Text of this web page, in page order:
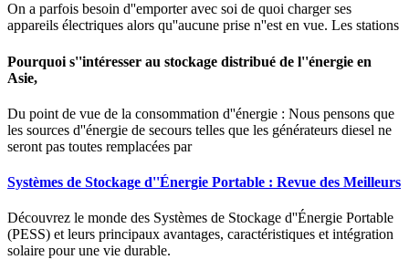
On a parfois besoin d''emporter avec soi de quoi charger ses
appareils électriques alors qu''aucune prise n''est en vue. Les stations
Pourquoi s''intéresser au stockage distribué de l''énergie en
Asie,
Du point de vue de la consommation d''énergie : Nous pensons que
les sources d''énergie de secours telles que les générateurs diesel ne
seront pas toutes remplacées par
Systèmes de Stockage d''Énergie Portable : Revue des Meilleurs
Découvrez le monde des Systèmes de Stockage d''Énergie Portable
(PESS) et leurs principaux avantages, caractéristiques et intégration
solaire pour une vie durable.